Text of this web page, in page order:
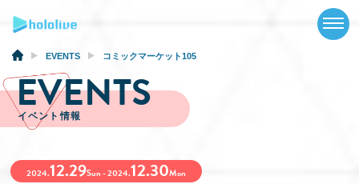
NEWS
ABOUT
TALENT
SCHEDULE
EVENTS コミックマーケット105
EVENTS
イベント情報
2024.12.29Sun - 2024.12.30Mon